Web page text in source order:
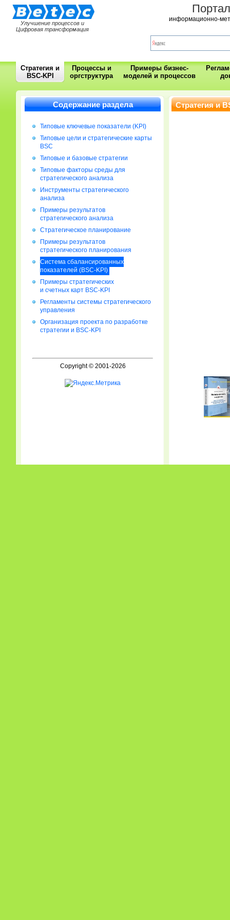
Улучшение процессов и
Цифровая трансформация
информационно-
Стратегия и
BSC-KPI
Процессы и
оргструктура
Примеры бизнес-
моделей и процессов
Содержание раздела
Типовые ключевые показатели (KPI)
Типовые цели и стратегические карты
BSC
Типовые и базовые стратегии
Типовые факторы среды для
стратегического анализа
Инструменты стратегического
анализа
Примеры результатов
стратегического анализа
Стратегическое планирование
Примеры результатов
стратегического планирования
Система сбалансированных
показателей (BSC-KPI)
Примеры стратегических
и счетных карт BSC-KPI
Регламенты системы стратегического
управления
Организация проекта по разработке
стратегии и BSC-KPI
Copyright © 2001-2026
Стратегия и